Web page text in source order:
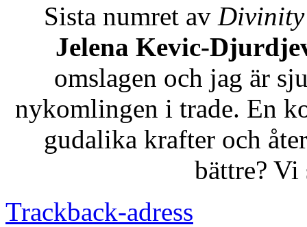
Sista numret av Divinity
Jelena Kevic-
omslagen och jag är
nykomlingen i trade. En
gudalika krafter och
bättre? Vi
Trackback-adress